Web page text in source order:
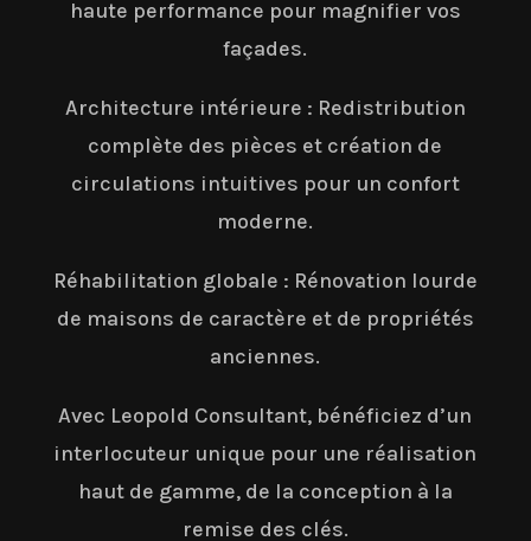
haute performance pour magnifier vos
façades.
Architecture intérieure : Redistribution
complète des pièces et création de
circulations intuitives pour un confort
moderne.
Réhabilitation globale : Rénovation lourde
de maisons de caractère et de propriétés
anciennes.
Avec Leopold Consultant, bénéficiez d’un
interlocuteur unique pour une réalisation
haut de gamme, de la conception à la
remise des clés.